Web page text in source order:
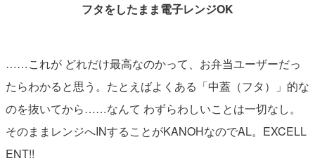
フタをしたまま電子レンジOK
……これが どれだけ最高なのかって、お弁当ユーザーだっ
たらわかると思う。たとえばよくある「中蓋（フタ）」的な
のを抜いてから……なんて わずらわしいことは一切なし。
そのままレンジへINすることがKANOHなのでAL。EXCELL
ENT!!